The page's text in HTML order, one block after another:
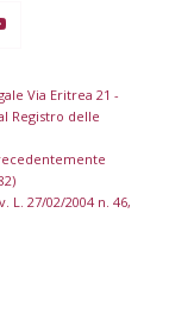
Via Eritrea 21 -
Registro delle
L. 27/02/2004 n. 46,